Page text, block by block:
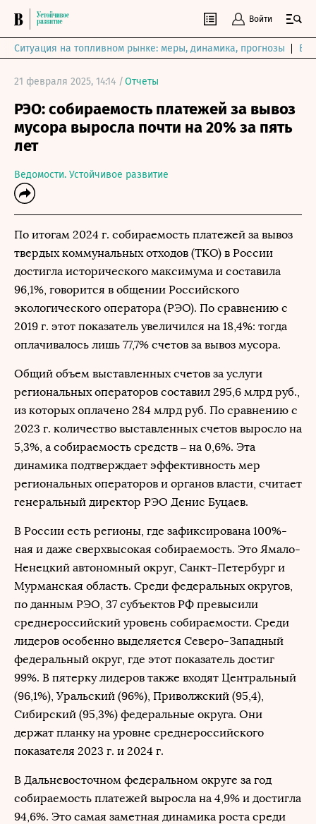
Войти
Ситуация на топливном рынке: меры, динамика, прогнозы
21 февраля 2025, 14:14 /Отчеты
РЭО: собираемость платежей за вывоз
мусора выросла почти на 20% за пять
лет
Ведомости. Устойчивое развитие
По итогам 2024 г. собираемость платежей за вывоз
твердых коммунальных отходов (ТКО) в России
достигла исторического максимума и составила
96,1%, говорится в общении Российского
экологического оператора (РЭО). По сравнению с
2019 г. этот показатель увеличился на 18,4%: тогда
оплачивалось лишь 77,7% счетов за вывоз мусора.
Общий объем выставленных счетов за услуги
региональных операторов составил 295,6 млрд руб.,
из которых оплачено 284 млрд руб. По сравнению с
2023 г. количество выставленных счетов выросло на
5,3%, а собираемость средств – на 0,6%. Эта
динамика подтверждает эффективность мер
региональных операторов и органов власти, считает
генеральный директор РЭО Денис Буцаев.
В России есть регионы, где зафиксирована 100%-
ная и даже сверхвысокая собираемость. Это Ямало-
Ненецкий автономный округ, Санкт-Петербург и
Мурманская область. Среди федеральных округов,
по данным РЭО, 37 субъектов РФ превысили
среднероссийский уровень собираемости. Среди
лидеров особенно выделяется Северо-Западный
федеральный округ, где этот показатель достиг
99%. В пятерку лидеров также входят Центральный
(96,1%), Уральский (96%), Приволжский (95,4),
Сибирский (95,3%) федеральные округа. Они
держат планку на уровне среднероссийского
показателя 2023 г. и 2024 г.
В Дальневосточном федеральном округе за год
собираемость платежей выросла на 4,9% и достигла
94,6%. Это самая заметная динамика роста среди